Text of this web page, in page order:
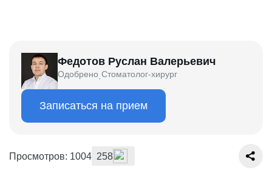
Федотов Руслан Валерьевич
Одобрено·Стоматолог-хирург
Записаться на прием
Просмотров: 1004 258